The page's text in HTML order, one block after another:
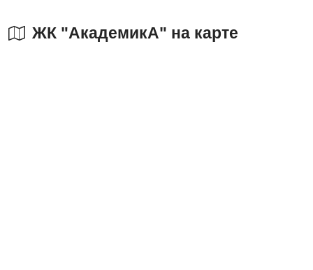
ЖК "АкадемикА" на карте